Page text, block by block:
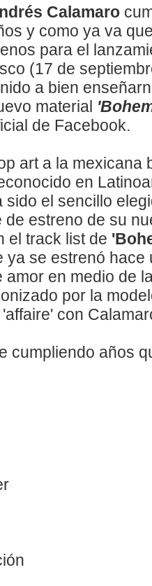
Calamaro
y como ya va
para el
(17 de
a bien
material
de Facebook.
art a la mexicana
en
el sencillo
estreno de su
el track list de
ya se estrenó hace
en medio de
por la
con
cumpliendo años